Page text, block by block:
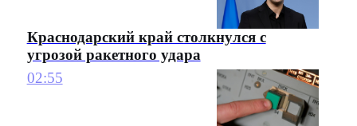
Краснодарский край столкнулся с
угрозой ракетного удара
02:55